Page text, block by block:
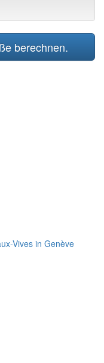
berechnen.
Vives in Genève